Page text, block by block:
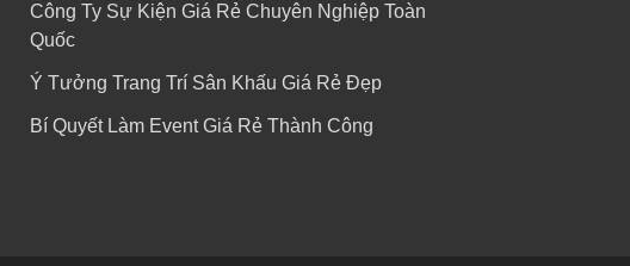
Công Ty Sự Kiện Giá Rẻ Chuyên Nghiệp Toàn
Quốc
Ý Tưởng Trang Trí Sân Khấu Giá Rẻ Đẹp
Bí Quyết Làm Event Giá Rẻ Thành Công